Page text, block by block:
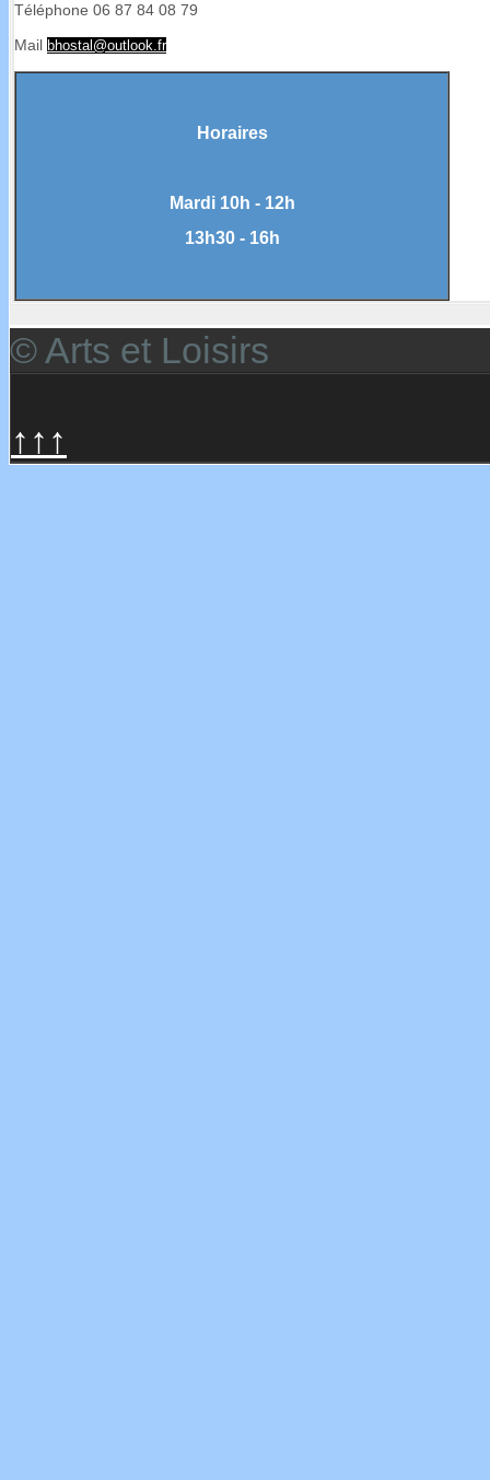
Téléphone 06 87 84 08 79
Mail bhostal@outlook.fr
Horaires
Mardi 10h - 12h
13h30 - 16h
© Arts et Loisirs
↑↑↑